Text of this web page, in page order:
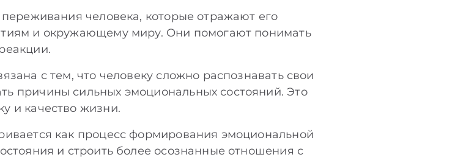
человека, которые отражают его
и окружающему миру. Они помогают понимать
с тем, что человеку сложно распознавать свои
причины сильных эмоциональных состояний. Это
и качество жизни.
как процесс формирования эмоциональной
и строить более осознанные отношения с